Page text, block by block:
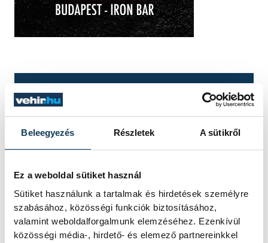
Beleegyezés Részletek A sütikről
Ez a weboldal sütiket használ
Sütiket használunk a tartalmak és hirdetések személyre
szabásához, közösségi funkciók biztosításához,
valamint weboldalforgalmunk elemzéséhez. Ezenkívül
közösségi média-, hirdető- és elemező partnereinkkel
TOVÁBBI CIKKEK
KULTÚRA
Filmpremierek a
Veszprém-Balaton
Filmpikniken
Két premierrel és egy premier előtti
vetítéssel készül a Veszprém-Balaton